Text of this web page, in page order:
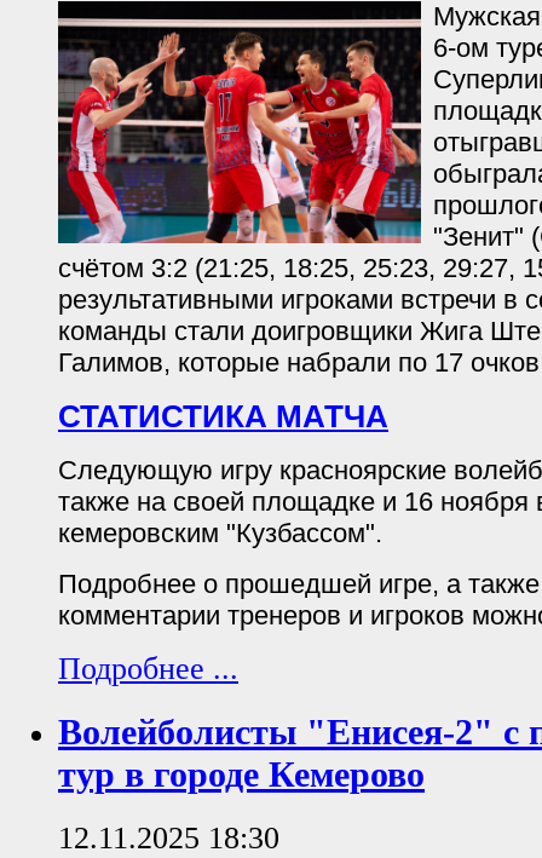
6-ом
"Зенит"
счётом 3:2 (21:25, 18:25, 25:23, 29:27,
результативными игроками встречи в
команды стали доигровщики Жига
Галимов, которые набрали по 17
СТАТИСТИКА МАТЧА
Следующую игру красноярские
также на своей площадке и 16 ноября
кемеровским "Кузбассом".
Подробнее о прошедшей игре, а
комментарии тренеров и игроков
Подробнее ...
Волейболисты "Енисея-2" с
тур в городе Кемерово
12.11.2025 18:30